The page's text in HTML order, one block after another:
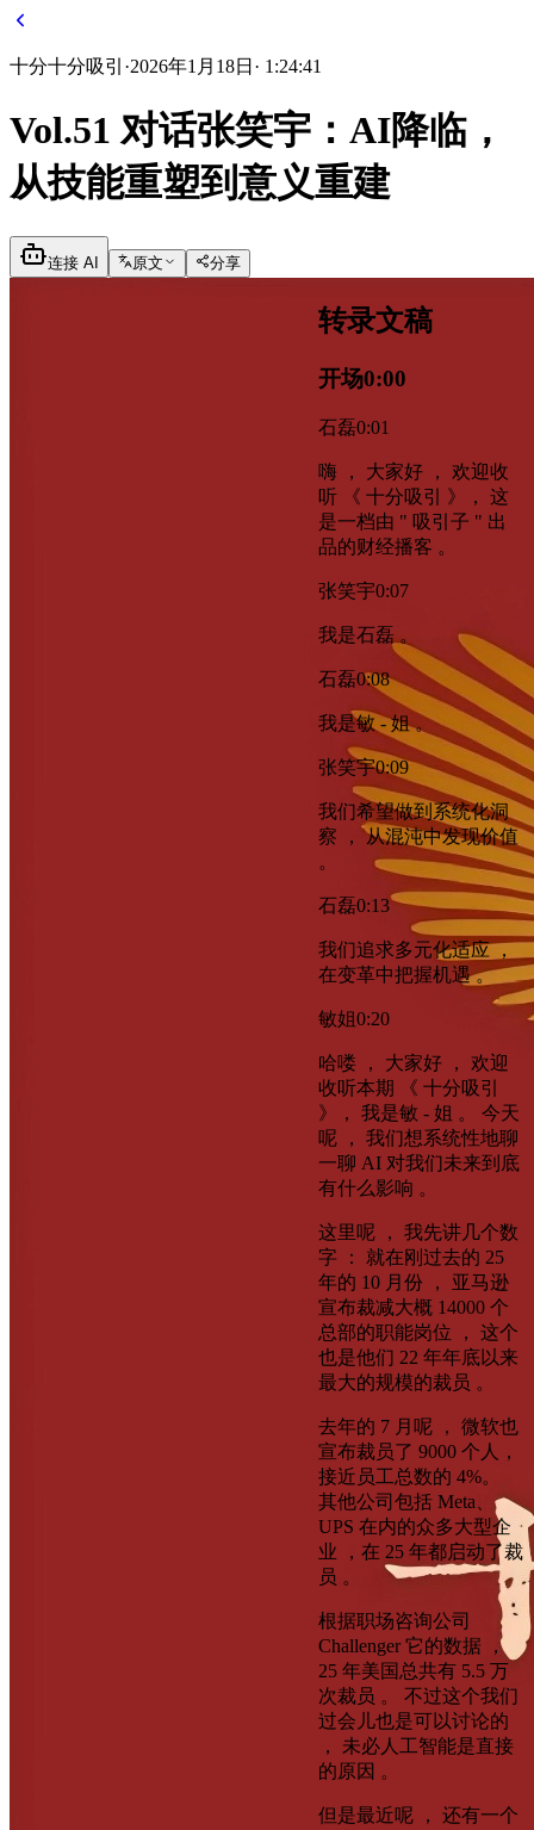
十分十分吸引 ·2026年1月18日 · 1:24:41
Vol.51 对话张笑宇：AI降临，
从技能重塑到意义重建
连接 AI 原文 分享
转录文稿
开场0:00
石磊0:01
嗨 ， 大家好 ， 欢迎收
听 《 十分吸引 》， 这
是一档由 " 吸引子 " 出
品的财经播客 。
张笑宇0:07
我是石磊 。
石磊0:08
我是敏 - 姐 。
张笑宇0:09
我们希望做到系统化洞
察 ， 从混沌中发现价值
。
石磊0:13
我们追求多元化适应 ，
在变革中把握机遇 。
敏姐0:20
哈喽 ， 大家好 ， 欢迎
收听本期 《 十分吸引
》， 我是敏 - 姐 。 今天
呢 ， 我们想系统性地聊
一聊 AI 对我们未来到底
有什么影响 。
这里呢 ， 我先讲几个数
字 ： 就在刚过去的 25
年的 10 月份 ， 亚马逊
宣布裁减大概 14000 个
总部的职能岗位 ， 这个
也是他们 22 年年底以来
最大的规模的裁员 。
去年的 7 月呢 ， 微软也
宣布裁员了 9000 个人，
接近员工总数的 4%。
其他公司包括 Meta、
UPS 在内的众多大型企
业 ，在 25 年都启动了裁
员 。
根据职场咨询公司
Challenger 它的数据 ，
25 年美国总共有 5.5 万
次裁员 。 不过这个我们
过会儿也是可以讨论的
， 未必人工智能是直接
的原因 。
但是最近呢 ， 还有一个